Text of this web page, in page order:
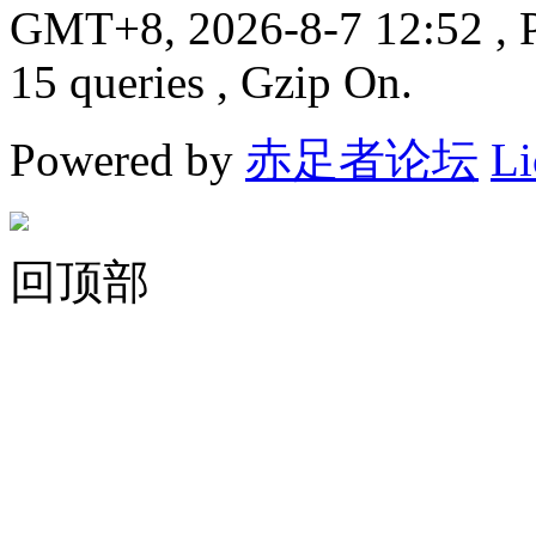
GMT+8, 2026-8-7 12:52 ,
15 queries , Gzip On.
Powered by 赤足者论坛
回顶部